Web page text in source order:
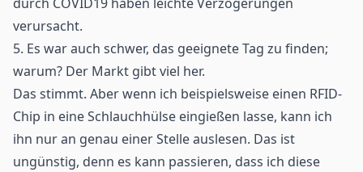
verursacht.
5. Es war auch schwer, das geeignete Tag zu finden;
warum? Der Markt gibt viel her.
Das stimmt. Aber wenn ich beispielsweise einen RFID-
Chip in eine Schlauchhülse eingießen lasse, kann ich
ihn nur an genau einer Stelle auslesen. Das ist
ungünstig, denn es kann passieren, dass ich diese